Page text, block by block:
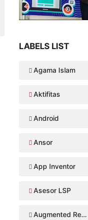
LABELS LIST
Agama Islam
Aktifitas
Android
Ansor
App Inventor
Asesor LSP
Augmented Reality